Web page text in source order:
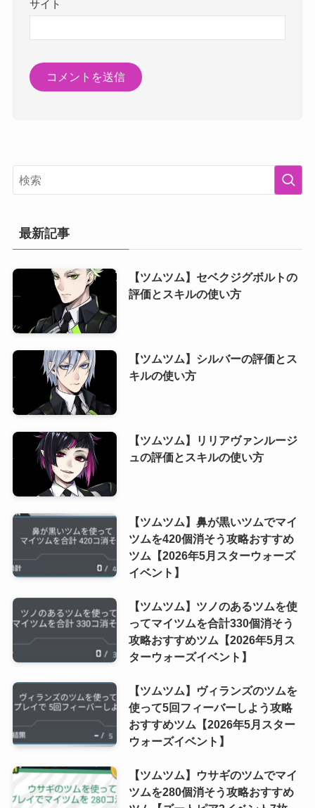
サイト
最新記事
【ツムツム】セベクジグボルトの
評価とスキルの使い方
【ツムツム】シルバーの評価とス
キルの使い方
【ツムツム】リリアヴァンルージ
ュの評価とスキルの使い方
【ツムツム】鼻が黒いツムでマイ
ツムを420個消そう攻略おすすめ
ツム【2026年5月スターウォーズ
イベント】
【ツムツム】ツノのあるツムを使
ってマイツムを合計330個消そう
攻略おすすめツム【2026年5月ス
ターウォーズイベント】
【ツムツム】ヴィランズのツムを
使って5回フィーバーしよう攻略
おすすめツム【2026年5月スター
ウォーズイベント】
【ツムツム】ウサギのツムでマイ
ツムを280個消そう攻略おすすめ